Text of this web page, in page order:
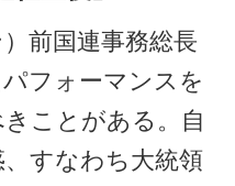
前国連事務総長
フォーマンスを
ことがある。自
すなわち大統領